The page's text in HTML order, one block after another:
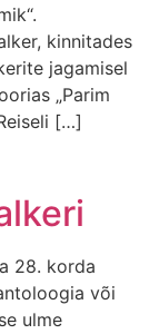
kinnitades
jagamisel
„Parim
[…]
28. korda
või
ulme